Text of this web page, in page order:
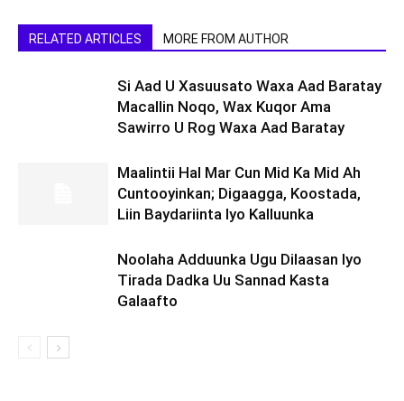
RELATED ARTICLES MORE FROM AUTHOR
Si Aad U Xasuusato Waxa Aad Baratay
Macallin Noqo, Wax Kuqor Ama
Sawirro U Rog Waxa Aad Baratay
Maalintii Hal Mar Cun Mid Ka Mid Ah
Cuntooyinkan; Digaagga, Koostada,
Liin Baydariinta Iyo Kalluunka
Noolaha Adduunka Ugu Dilaasan Iyo
Tirada Dadka Uu Sannad Kasta
Galaafto